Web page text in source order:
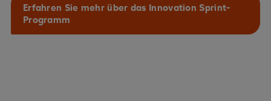
Erfahren Sie mehr über das Innovation Sprint-
Programm